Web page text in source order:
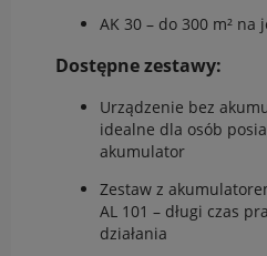
AK 30 – do 300 m² na
Dostępne zestawy:
Urządzenie bez
idealne dla osób
akumulator
Zestaw z
AL 101 – długi czas
działania